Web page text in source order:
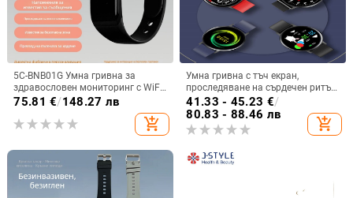
5C-BNB01G Умна гривна за
здравословен мониторинг с WiFi
позициониране, грижа за
възрастни и мониторинг на
телесната температура
75.81 €/148.27 лв
add_shopping_cart
Умна гривна с тъч екран,
проследяване на сърдечен ритъм
и кръвно налягане,
водоустойчива, Bluetooth
(Android съвместим, 200 mAh, 7–
14 дни живот на батерията)
41.33 - 45.23 €/
80.83 - 88.46 лв
add_shopping_cart